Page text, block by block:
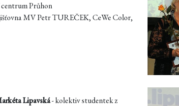
Průhon
MV Petr TUREČEK, CeWe Color,
Lipavská- kolektiv studentek z